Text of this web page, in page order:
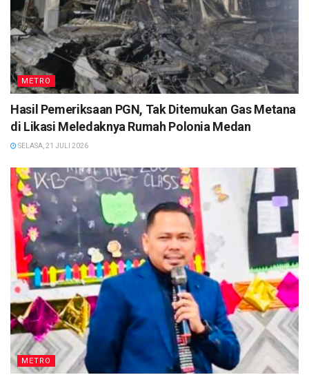
METRO
Hasil Pemeriksaan PGN, Tak Ditemukan Gas Metana
di Likasi Meledaknya Rumah Polonia Medan
SELASA, 21 JULI 2026
METRO